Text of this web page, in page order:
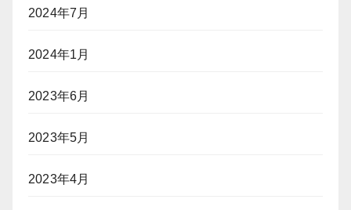
2024年7月
2024年1月
2023年6月
2023年5月
2023年4月